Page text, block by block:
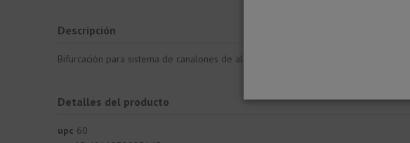
Descripción
Bifurcación para sistema de canalones de aluminio lacado para la evacuación del
Detalles del producto
upc 60